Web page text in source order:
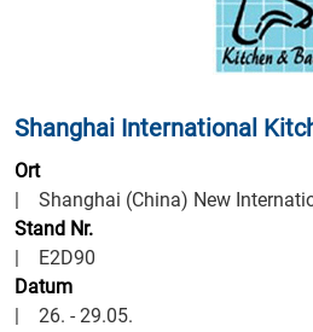
Shanghai International
Ort
| Shanghai (China) New
Stand Nr.
| E2D90
Datum
| 26. - 29.05.